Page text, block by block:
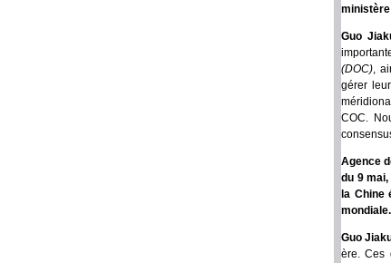
Guo
(DOC),
gérer
COC.
Agence
du 9
la
Guo
ère. Ces